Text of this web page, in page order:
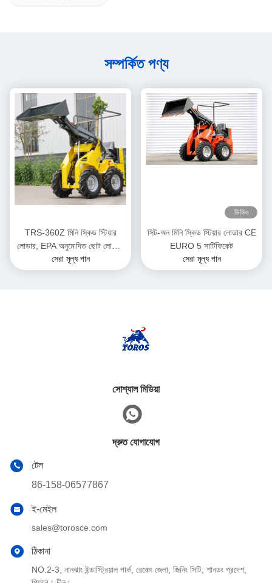
সম্পর্কিত পণ্য
TRS-360Z মিনি স্কিড স্টিয়ার
লোডার, EPA অনুমোদিত ছোট লোডার,
ডিজেল চালিত, একাধিক রঙের বিকল্প
সেরা মূল্য পান
ভিডিও
সিট-অন মিনি স্কিড স্টিয়ার লোডার CE
EURO 5 সার্টিফিকেট
সেরা মূল্য পান
সোশ্যাল মিডিয়া
দ্রুত যোগাযোগ
টেল
86-158-06577867
ই-মেইল
sales@torosce.com
ঠিকানা
NO.2-3, নানঝাং ইন্ডাস্ট্রিয়াল পার্ক, রেঞ্চেং জেলা, জিনিং সিটি, শানডং প্রদেশ,